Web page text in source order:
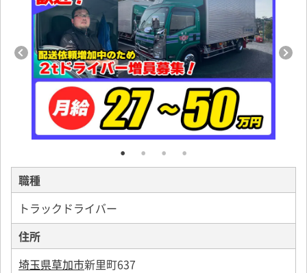
職種
トラックドライバー
住所
埼玉県草加市新里町637